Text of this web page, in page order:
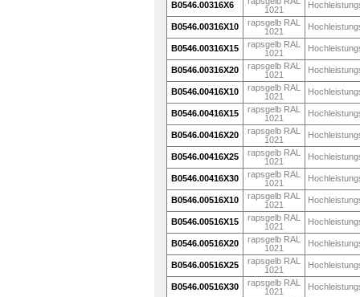
B0546.00316X6
1021
B0546.00316X10
rapsgelb RAL
1021
B0546.00316X15
rapsgelb RAL
1021
B0546.00316X20
rapsgelb RAL
1021
B0546.00416X10
rapsgelb RAL
1021
B0546.00416X15
rapsgelb RAL
1021
B0546.00416X20
rapsgelb RAL
1021
B0546.00416X25
rapsgelb RAL
1021
B0546.00416X30
rapsgelb RAL
1021
B0546.00516X10
rapsgelb RAL
1021
B0546.00516X15
rapsgelb RAL
1021
B0546.00516X20
rapsgelb RAL
1021
B0546.00516X25
rapsgelb RAL
1021
B0546.00516X30
rapsgelb RAL
1021